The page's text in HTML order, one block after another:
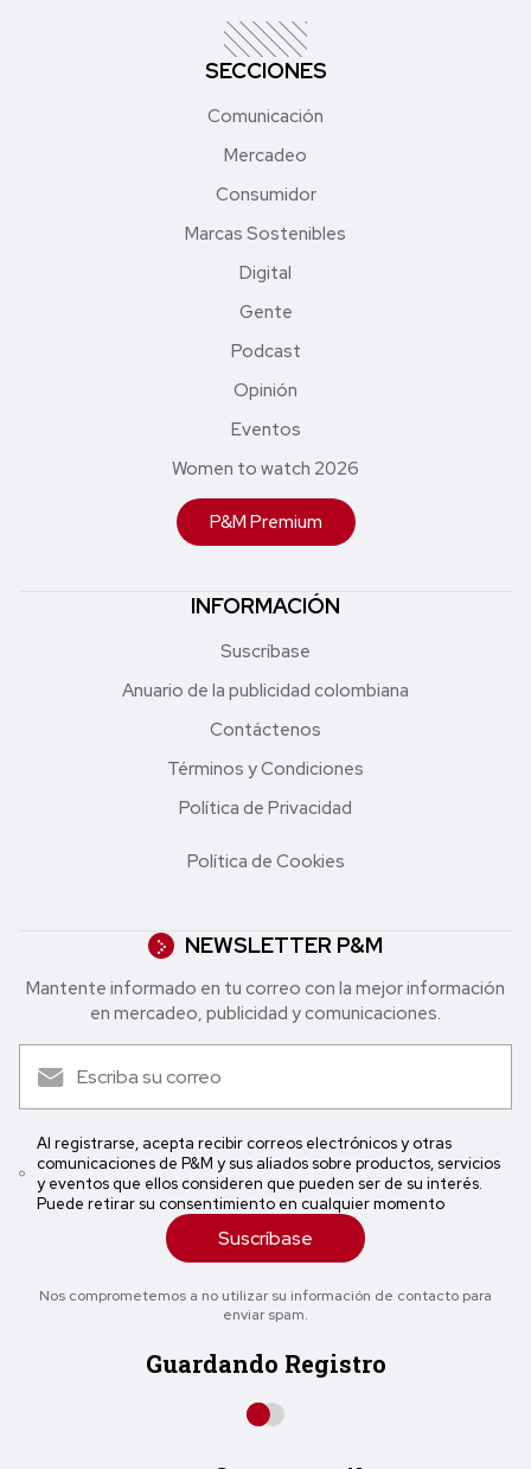
SECCIONES
Comunicación
Mercadeo
Consumidor
Marcas Sostenibles
Digital
Gente
Podcast
Opinión
Eventos
Women to watch 2026
P&M Premium
INFORMACIÓN
Suscríbase
Anuario de la publicidad colombiana
Contáctenos
Términos y Condiciones
Política de Privacidad
Política de Cookies
NEWSLETTER P&M
Mantente informado en tu correo con la mejor in formación
en mercadeo, publicidad y comunicaciones.
Al registrarse, acepta recibir correos electrónicos y otras
comunicaciones de P&M y sus aliados sobre productos, servicios
y eventos que ellos consideren que pueden ser de su interés.
Puede retirar su consentimiento en cualquier momento
Suscríbase
Nos comprometemos a no utilizar su información de contacto para
enviar spam.
Guardando Registro